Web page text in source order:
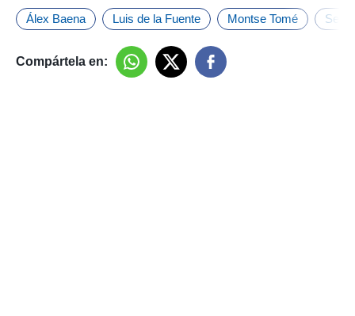
Álex Baena Luis de la Fuente Montse Tomé
Compártela en: